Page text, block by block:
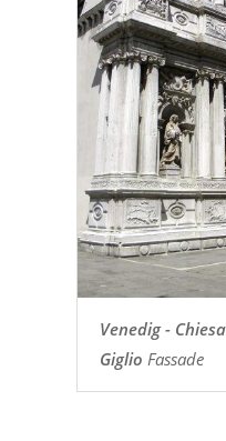
Venedig -
Giglio Fassade